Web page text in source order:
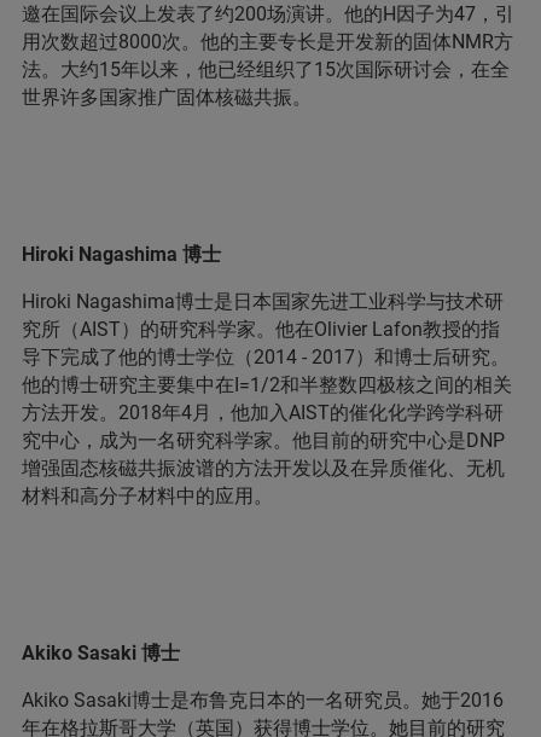
邀在国际会议上发表了约200场演讲。他的H因子为47，引
用次数超过8000次。他的主要专长是开发新的固体NMR方
法。大约15年以来，他已经组织了15次国际研讨会，在全
世界许多国家推广固体核磁共振。
Hiroki Nagashima 博士
Hiroki Nagashima博士是日本国家先进工业科学与技术研
究所（AIST）的研究科学家。他在Olivier Lafon教授的指
导下完成了他的博士学位（2014 - 2017）和博士后研究。
他的博士研究主要集中在I=1/2和半整数四极核之间的相关
方法开发。2018年4月，他加入AIST的催化化学跨学科研
究中心，成为一名研究科学家。他目前的研究中心是DNP
增强固态核磁共振波谱的方法开发以及在异质催化、无机
材料和高分子材料中的应用。
Akiko Sasaki 博士
Akiko Sasaki博士是布鲁克日本的一名研究员。她于2016
年在格拉斯哥大学（英国）获得博士学位。她目前的研究